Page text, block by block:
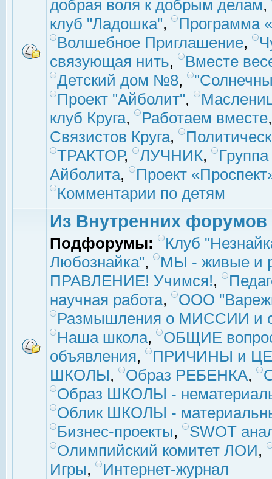
добрая воля к добрым делам,
клуб "Ладошка",
Программа
Волшебное Приглашение,
связующая нить,
Вместе
Детский дом №8,
Проект "Айболит",
клуб Круга, Работаем вместе
Связистов Круга,
ТРАКТОР, ЛУЧНИК,
Айболита,
Проект
Комментарии по детям
Из Внутренних форумов
Подфорумы:
Клуб
Любознайка",
МЫ - живые и
ПРАВЛЕНИЕ! Учимся!,
научная работа,
ООО
Размышления о МИССИИ и
Наша школа,
ОБЩИЕ
объявления,
ПРИЧИНЫ и
ШКОЛЫ, Образ РЕБЕНКА,
Образ ШКОЛЫ -
Облик ШКОЛЫ -
Бизнес-проекты,
SWOT
Олимпийский комитет ЛОИ,
Игры, Интернет-журнал